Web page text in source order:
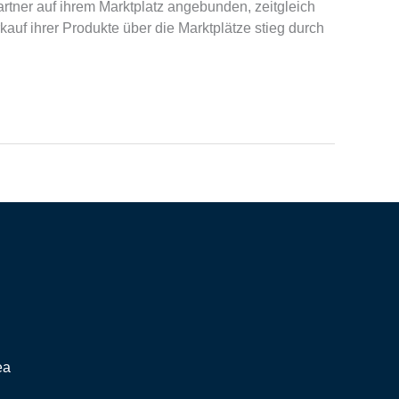
auf ihrem Marktplatz angebunden, zeitgleich
ihrer Produkte über die Marktplätze stieg durch